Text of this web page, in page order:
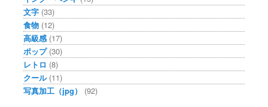
文字 (33)
食物 (12)
高級感 (17)
ポップ(30)
レトロ (8)
クール(11)
写真加工（jpg）
(92)